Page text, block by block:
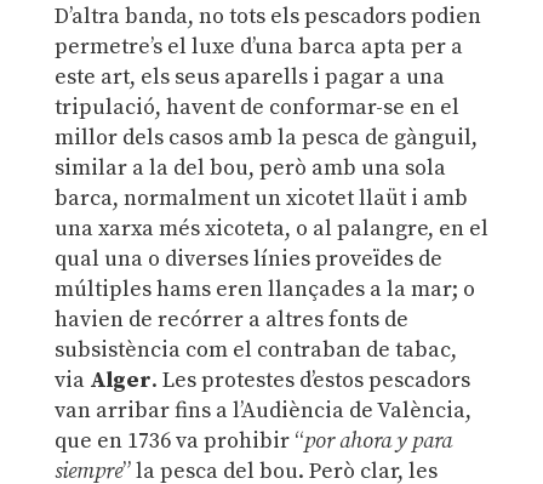
D’altra banda, no tots els pescadors podien
permetre’s el luxe d’una barca apta per a
este art, els seus aparells i pagar a una
tripulació, havent de conformar-se en el
millor dels casos amb la pesca de gànguil,
similar a la del bou, però amb una sola
barca, normalment un xicotet llaüt i amb
una xarxa més xicoteta, o al palangre, en el
qual una o diverses línies proveïdes de
múltiples hams eren llançades a la mar; o
havien de recórrer a altres fonts de
subsistència com el contraban de tabac,
via Alger. Les protestes d’estos pescadors
van arribar fins a l’Audiència de València,
que en 1736 va prohibir “por ahora y para
siempre” la pesca del bou. Però clar, les